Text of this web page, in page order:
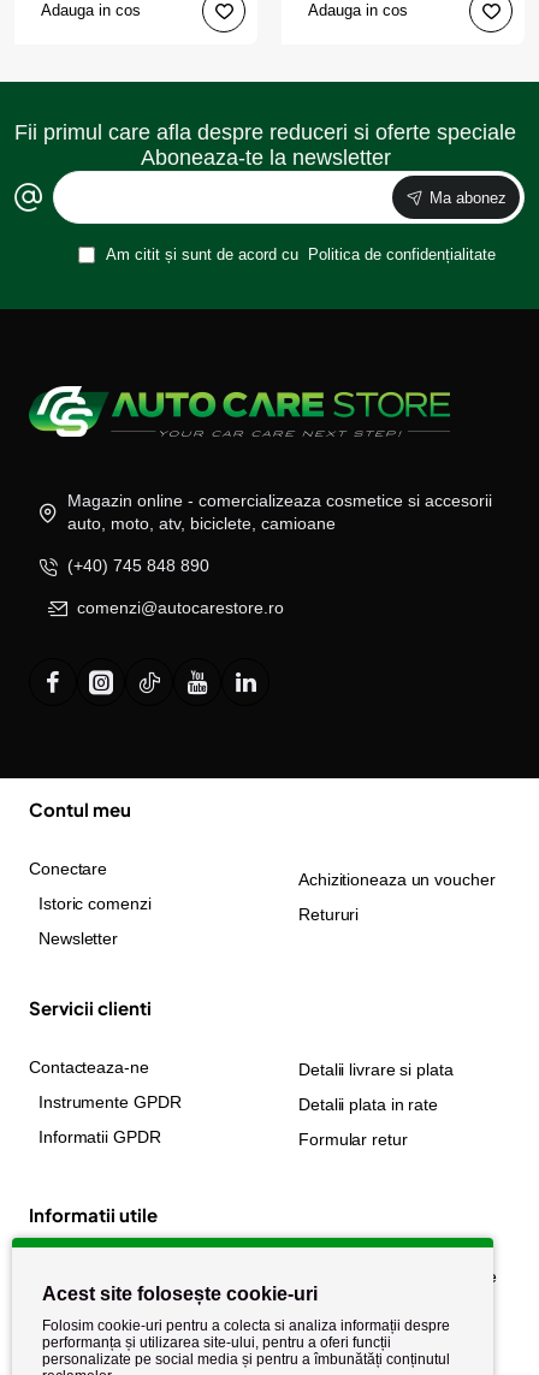
Adauga in cos Adauga in cos
Fii primul care afla despre reduceri si oferte speciale
Aboneaza-te la newsletter
Ma abonez
Am citit și sunt de acord cu Politica de confidențialitate
Magazin online - comercializeaza cosmetice si accesorii
auto, moto, atv, biciclete, camioane
(+40) 745 848 890
comenzi@autocarestore.ro
Contul meu
Conectare
Istoric comenzi
Newsletter
Achizitioneaza un voucher
Retururi
Servicii clienti
Contacteaza-ne
Instrumente GPDR
Informatii GPDR
Detalii livrare si plata
Detalii plata in rate
Formular retur
Informatii utile
Politica de cookie
Politica de confidențialitate
Termeni si conditii
Acest site folosește cookie-uri
Folosim cookie-uri pentru a colecta si analiza informații despre
performanța și utilizarea site-ului, pentru a oferi funcții
personalizate pe social media și pentru a îmbunătăți conținutul